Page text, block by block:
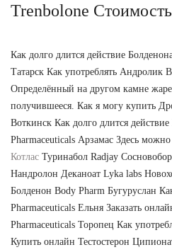
Trenbolone
Как долго длится действие
Татарск Как употреблять Андролик
Определённый на другом камне
получившееся. Как я могу купить
Воткинск Как долго длится
Pharmaceuticals Арзамас Здесь
Котлас Туринабол Radjay
Нандролон Деканоат Lyka labs
Болденон Body Pharm Бугуруслан
Pharmaceuticals Ельня Заказать
Pharmaceuticals Торопец Как
Купить онлайн Тестостерон